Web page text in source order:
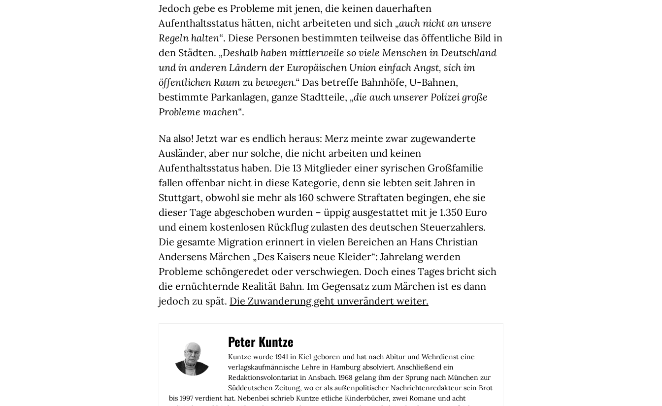
Jedoch gebe es Probleme mit jenen, die keinen dauerhaften
Aufenthaltsstatus hätten, nicht arbeiteten und sich „auch nicht an unsere
Regeln halten“. Diese Personen bestimmten teilweise das öffentliche Bild in
den Städten. „Deshalb haben mittlerweile so viele Menschen in Deutschland
und in anderen Ländern der Europäischen Union einfach Angst, sich im
öffentlichen Raum zu bewegen.“ Das betreffe Bahnhöfe, U-Bahnen,
bestimmte Parkanlagen, ganze Stadtteile, „die auch unserer Polizei große
Probleme machen“.
Na also! Jetzt war es endlich heraus: Merz meinte zwar zugewanderte
Ausländer, aber nur solche, die nicht arbeiten und keinen
Aufenthaltsstatus haben. Die 13 Mitglieder einer syrischen Großfamilie
fallen offenbar nicht in diese Kategorie, denn sie lebten seit Jahren in
Stuttgart, obwohl sie mehr als 160 schwere Straftaten begingen, ehe sie
dieser Tage abgeschoben wurden – üppig ausgestattet mit je 1.350 Euro
und einem kostenlosen Rückflug zulasten des deutschen Steuerzahlers.
Die gesamte Migration erinnert in vielen Bereichen an Hans Christian
Andersens Märchen „Des Kaisers neue Kleider“: Jahrelang werden
Probleme schöngeredet oder verschwiegen. Doch eines Tages bricht sich
die ernüchternde Realität Bahn. Im Gegensatz zum Märchen ist es dann
jedoch zu spät. Die Zuwanderung geht unverändert weiter.
Peter Kuntze
Kuntze wurde 1941 in Kiel geboren und hat nach Abitur und Wehrdienst eine
verlagskaufmännische Lehre in Hamburg absolviert. Anschließend ein
Redaktionsvolontariat in Ansbach. 1968 gelang ihm der Sprung nach München zur
Süddeutschen Zeitung, wo er als außenpolitischer Nachrichtenredakteur sein Brot
bis 1997 verdient hat. Nebenbei schrieb Kuntze etliche Kinderbücher, zwei Romane und acht